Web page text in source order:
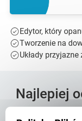
Edytor, który
Tworzenie na
Układy
Najlepiej